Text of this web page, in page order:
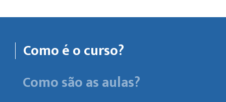
Como é o curso?
Como são as aulas?